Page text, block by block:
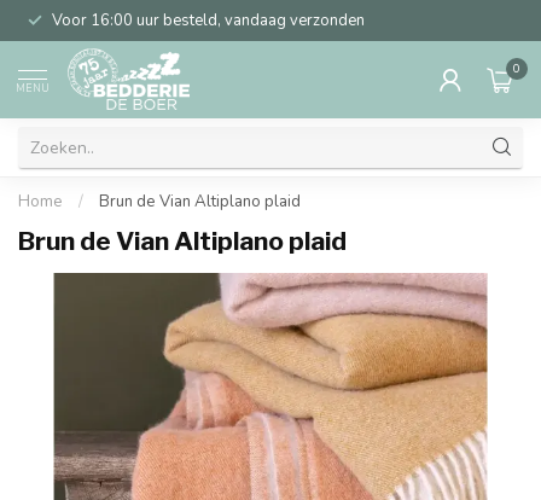
Voor 16:00 uur besteld, vandaag verzonden
MENU
0
Home / Brun de Vian Altiplano plaid
Brun de Vian Altiplano plaid